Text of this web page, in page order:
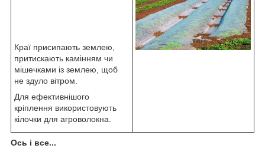
Краї присипають землею,
притискають камінням чи
мішечками із землею, щоб
не здуло вітром.
Для ефективнішого
кріплення використовують
кілочки для агроволокна.
Ось і все...